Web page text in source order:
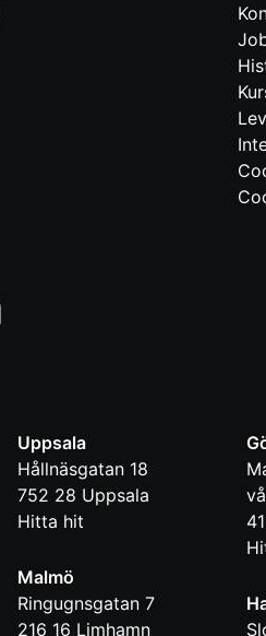
Uppsala
Hållnäsgatan 18
752 28 Uppsala
Hitta hit
Malmö
Ringugnsgatan 7
216 16 Limhamn